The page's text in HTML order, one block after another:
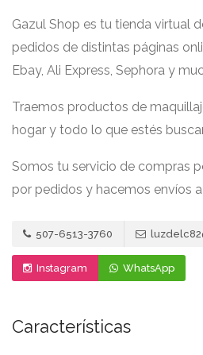
Gazul Shop es tu tienda virtual
pedidos de distintas páginas
Ebay, Ali Express, Sephora y
Traemos productos de
hogar y todo lo que estés
Somos tu servicio de compras
por pedidos y hacemos envíos
507-6513-3760
Instagram WhatsApp
Características